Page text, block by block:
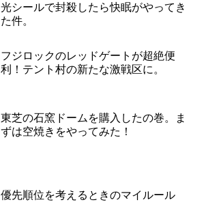
光シールで封殺したら快眠がやってき
た件。
フジロックのレッドゲートが超絶便
利！テント村の新たな激戦区に。
東芝の石窯ドームを購入したの巻。ま
ずは空焼きをやってみた！
優先順位を考えるときのマイルール